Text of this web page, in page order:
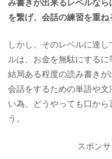
み書きが出来るレベルな
を繋げ、会話の練習を重ね
しかし、そのレベルに達
ルは、お金を無駄にするに
結局ある程度の読み書きが
会話をするための単語や
い為、どうやっても口か
う。
スポン